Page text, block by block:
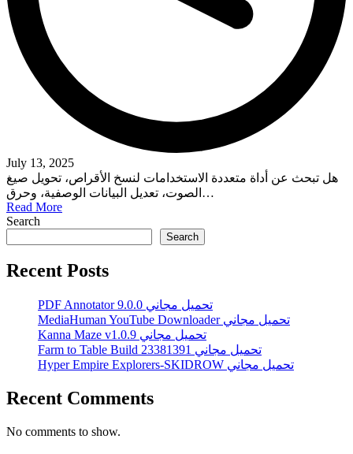
July 13, 2025
هل تبحث عن أداة متعددة الاستخدامات لنسخ الأقراص، تحويل صيغ
الصوت، تعديل البيانات الوصفية، وحرق…
Read More
Search
Search
Recent Posts
PDF Annotator 9.0.0 تحميل مجاني
MediaHuman YouTube Downloader تحميل مجاني
Kanna Maze v1.0.9 تحميل مجاني
Farm to Table Build 23381391 تحميل مجاني
Hyper Empire Explorers-SKIDROW تحميل مجاني
Recent Comments
No comments to show.